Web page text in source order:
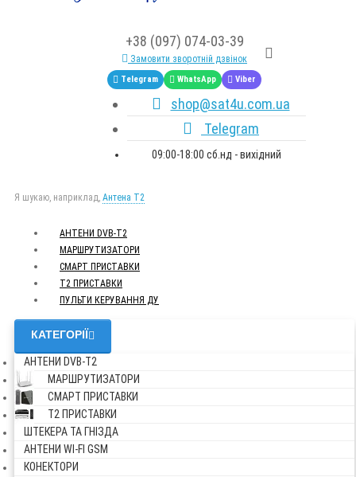
+38 (097) 074-03-39
Замовити зворотній дзвінок
Telegram WhatsApp Viber
shop@sat4u.com.ua
Telegram
09:00-18:00 сб.нд - вихідний
Я шукаю, наприклад, Антена Т2
АНТЕНИ DVB-Т2
МАРШРУТИЗАТОРИ
СМАРТ ПРИСТАВКИ
Т2 ПРИСТАВКИ
ПУЛЬТИ КЕРУВАННЯ ДУ
КАТЕГОРІЇ
АНТЕНИ DVB-Т2
МАРШРУТИЗАТОРИ
СМАРТ ПРИСТАВКИ
Т2 ПРИСТАВКИ
ШТЕКЕРА ТА ГНІЗДА
АНТЕНИ WI-FI GSM
КОНЕКТОРИ